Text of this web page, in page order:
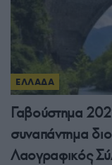
ΕΛΛΑΔΑ
Γαβούστημα
συναπάντημα
Λαογραφικός